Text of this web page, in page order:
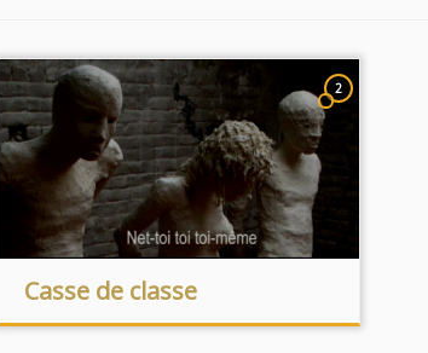
2
Casse de classe